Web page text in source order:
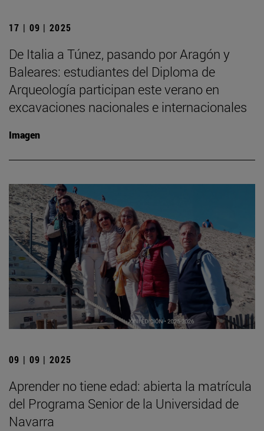
17 | 09 | 2025
De Italia a Túnez, pasando por Aragón y
Baleares: estudiantes del Diploma de
Arqueología participan este verano en
excavaciones nacionales e internacionales
Imagen
09 | 09 | 2025
Aprender no tiene edad: abierta la matrícula
del Programa Senior de la Universidad de
Navarra